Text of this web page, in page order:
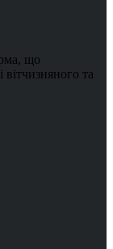
що
вітчизняного та